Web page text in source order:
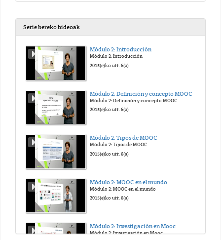
Serie bereko bideoak
Módulo 2: Introducción
Módulo 2: Introducción
2015(e)ko urr. 6(a)
Módulo 2: Definición y concepto MOOC
Módulo 2: Definición y concepto MOOC
2015(e)ko urr. 6(a)
Módulo 2: Tipos de MOOC
Módulo 2: Tipos de MOOC
2015(e)ko urr. 6(a)
Módulo 2: MOOC en el mundo
Módulo 2: MOOC en el mundo
2015(e)ko urr. 6(a)
Módulo 2: Investigación en Mooc
Módulo 2: Investigación en Mooc